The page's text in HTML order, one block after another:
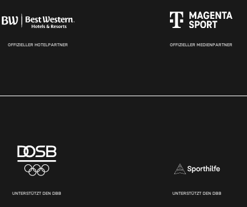
OFFIZIELLER HOTELPARTNER OFFIZIELLER MEDIENPARTNER
UNTERSTÜTZT DEN DBB UNTERSTÜTZT DEN DBB